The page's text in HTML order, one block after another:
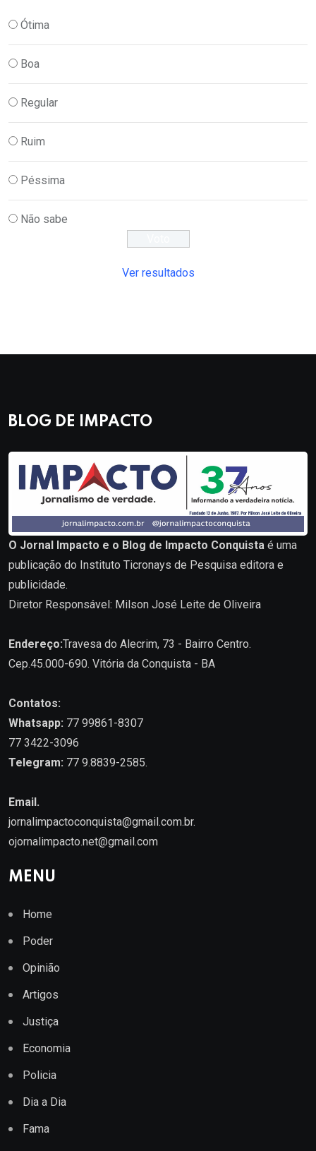
Ótima
Boa
Regular
Ruim
Péssima
Não sabe
Ver resultados
BLOG DE IMPACTO
O Jornal Impacto e o Blog de Impacto Conquista é uma
publicação do Instituto Ticronays de Pesquisa editora e
publicidade.
Diretor Responsável: Milson José Leite de Oliveira
Endereço:Travesa do Alecrim, 73 - Bairro Centro.
Cep.45.000-690. Vitória da Conquista - BA
Contatos:
Whatsapp: 77 99861-8307
77 3422-3096
Telegram: 77 9.8839-2585.
Email.
jornalimpactoconquista@gmail.com.br.
ojornalimpacto.net@gmail.com
MENU
Home
Poder
Opinião
Artigos
Justiça
Economia
Policia
Dia a Dia
Fama